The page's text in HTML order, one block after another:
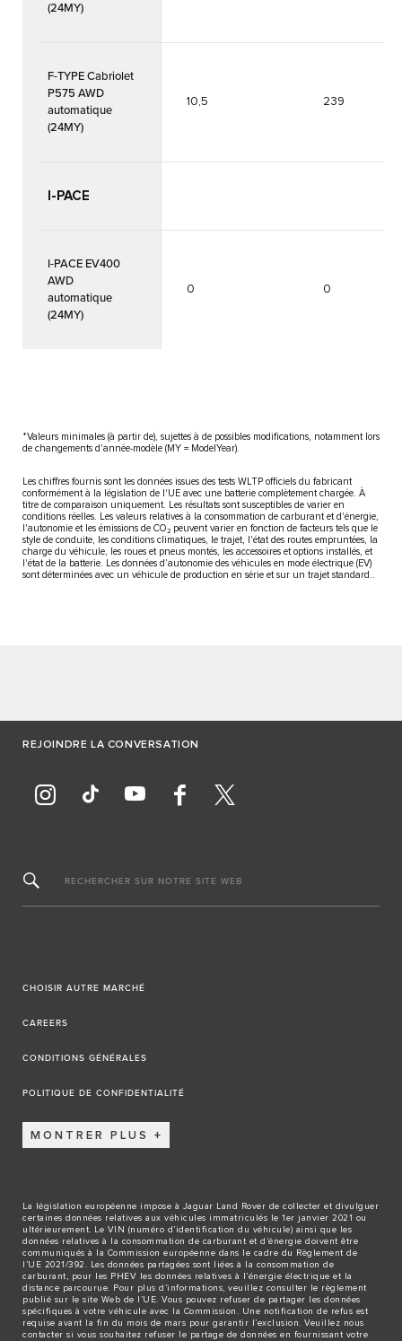
(24MY)
F-TYPE Cabriolet
P575 AWD
automatique
(24MY)
10,5 239
I-PACE
I-PACE EV400
AWD
automatique
(24MY)
0 0
*Valeurs minimales (à partir de), sujettes à de possibles modifications, notamment lors
de changements d'année-modèle (MY = ModelYear).
Les chiffres fournis sont les données issues des tests WLTP officiels du fabricant
conformément à la législation de l'UE avec une batterie complètement chargée. À
titre de comparaison uniquement. Les résultats sont susceptibles de varier en
conditions réelles. Les valeurs relatives à la consommation de carburant et d'énergie,
l'autonomie et les émissions de CO₂ peuvent varier en fonction de facteurs tels que le
style de conduite, les conditions climatiques, le trajet, l'état des routes empruntées, la
charge du véhicule, les roues et pneus montés, les accessoires et options installés, et
l'état de la batterie. Les données d’autonomie des véhicules en mode électrique (EV)
sont déterminées avec un véhicule de production en série et sur un trajet standard..
REJOINDRE LA CONVERSATION
RECHERCHER SUR NOTRE SITE WEB
CHOISIR AUTRE MARCHÉ
CAREERS
CONDITIONS GÉNÉRALES
POLITIQUE DE CONFIDENTIALITÉ
MONTRER PLUS
La législation européenne impose à Jaguar Land Rover de collecter et divulguer
certaines données relatives aux véhicules immatriculés le 1er janvier 2021 ou
ultérieurement. Le VIN (numéro d’identification du véhicule) ainsi que les
données relatives à la consommation de carburant et d’énergie doivent être
communiqués à la Commission européenne dans le cadre du Règlement de
l’UE 2021/392. Les données partagées sont liées à la consommation de
carburant, pour les PHEV les données relatives à l’énergie électrique et la
distance parcourue. Pour plus d’informations, veuillez consulter le règlement
publié sur le site Web de l’UE. Vous pouvez refuser de partager les données
spécifiques à votre véhicule avec la Commission. Une notification de refus est
requise avant la fin du mois de mars pour garantir l’exclusion. Veuillez nous
contacter si vous souhaitez refuser le partage de données en fournissant votre